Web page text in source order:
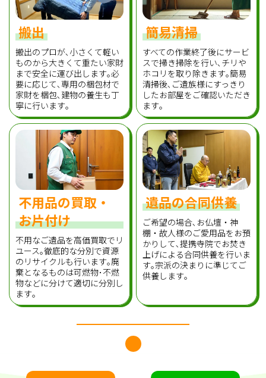
搬出
搬出のプロが､小さくて軽い
ものから大きくて重たい家財
まで安全に運び出します｡必
要に応じて､専用の梱包材で
家財を梱包､建物の養生も丁
寧に行います｡
簡易清掃
すべての作業終了後にサービ
スで掃き掃除を行い､チリや
ホコリを取り除きます｡簡易
清掃後､ご遺族様にすっきり
したお部屋をご確認いただき
ます｡
不用品の買取・
お片付け
不用なご遺品を高価買取でリ
ユース｡徹底的な分別で資源
のリサイクルも行います｡廃
棄となるものは可燃物･不燃
物などに分けて適切に分別し
ます｡
遺品の合同供養
ご希望の場合､お仏壇・神
棚・故人様のご愛用品をお預
かりして､提携寺院でお焚き
上げによる合同供養を行いま
す｡宗派の決まりに準じてご
供養します｡